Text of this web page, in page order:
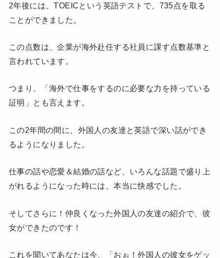
2年後には、TOEICという英語テストで、735点を取る
ことができました。
この点数は、企業が海外赴任する社員に課す点数基準と
言われています。
つまり、「海外で仕事をするのに必要な力を持っている
証明」とも言えます。
この2年間の間に、外国人の友達と英語で深い話ができ
るようになりました。
仕事の話や恋愛＆結婚の話など、いろんな話題で盛り上
がれるようになった時には、本当に快感でした。
そしてさらに！仲良くなった外国人の友達の紹介で、彼
女ができたのです！
これを聞いてあなたは今、「おぉ！外国人の彼女をゲッ